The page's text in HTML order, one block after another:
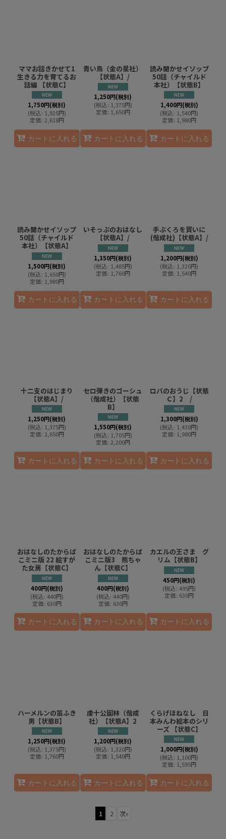
ママお話きかせて1
生きる力を育てるお
話編 【状態C】
1,750円(税別)
(税込: 1,925円)
定価: 2,618円
カートに入れる
青い鳥（金の星社）
【状態A】/
1,250円(税別)
(税込: 1,375円)
定価: 1,650円
カートに入れる
読み聞かせイソップ
50話（チャイルド
本社）【状態B】
1,400円(税別)
(税込: 1,540円)
定価: 1,980円
カートに入れる
読み聞かせイソップ
50話（チャイルド
本社）【状態A】
1,500円(税別)
(税込: 1,650円)
定価: 1,980円
カートに入れる
いそっぷのおはなし
【状態A】/
1,350円(税別)
(税込: 1,485円)
定価: 1,760円
カートに入れる
手ぶくろを買いに
(偕成社)【状態A】/
1,200円(税別)
(税込: 1,320円)
定価: 1,540円
カートに入れる
十二支のはじまり
【状態A】/
1,250円(税別)
(税込: 1,375円)
定価: 1,650円
カートに入れる
セロ弾きのゴーシュ
（偕成社）【状態
B】
1,550円(税別)
(税込: 1,705円)
定価: 2,200円
カートに入れる
ロバのおうじ【状態
Ｃ】2 /
1,300円(税別)
(税込: 1,430円)
定価: 1,980円
カートに入れる
おはなしのたからば
こミニ版 22 絵すが
た女房【状態C】
400円(税別)
(税込: 440円)
定価: 630円
カートに入れる
おはなしのたからば
こミニ版3 熊ちゃ
ん【状態C】
400円(税別)
(税込: 440円)
定価: 630円
カートに入れる
カエルの王さま グ
リム【状態B】
450円(税別)
(税込: 495円)
定価: 630円
カートに入れる
ハーメルンの笛ふき
男【状態B】
1,250円(税別)
(税込: 1,375円)
定価: 1,760円
カートに入れる
虔十公園林（偕成
社）【状態A】2
1,200円(税別)
(税込: 1,320円)
定価: 1,540円
カートに入れる
くらげほねなし 日
本みんわ絵本のシリ
ーズ 【状態C】
1,000円(税別)
(税込: 1,100円)
定価: 1,595円
カートに入れる
1 2 次»